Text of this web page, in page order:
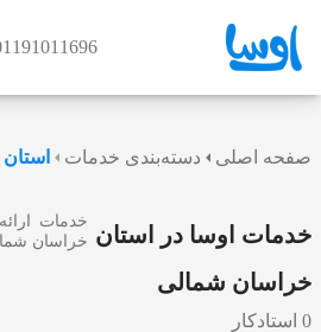
صفحه اصلی دسته‌بندی خدمات
خدمات اوسا در استان
خراسان شمالی
0 استادکار
خدمات
خراسان